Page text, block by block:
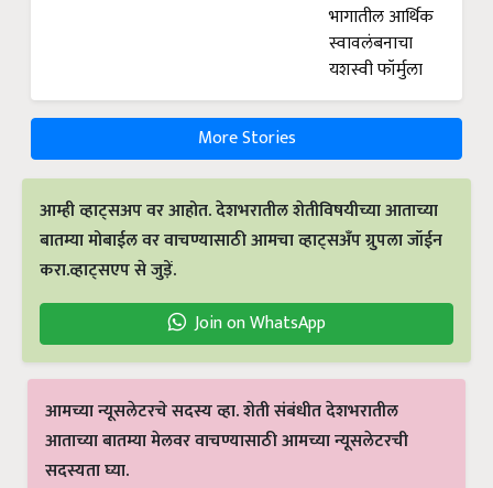
More Stories
आम्ही व्हाट्सअप वर आहोत. देशभरातील शेतीविषयीच्या आताच्या
बातम्या मोबाईल वर वाचण्यासाठी आमचा व्हाट्सअँप ग्रुपला जॉईन
करा.व्हाट्सएप से जुड़ें.
Join on WhatsApp
आमच्या न्यूसलेटरचे सदस्य व्हा. शेती संबंधीत देशभरातील
आताच्या बातम्या मेलवर वाचण्यासाठी आमच्या न्यूसलेटरची
सदस्यता घ्या.